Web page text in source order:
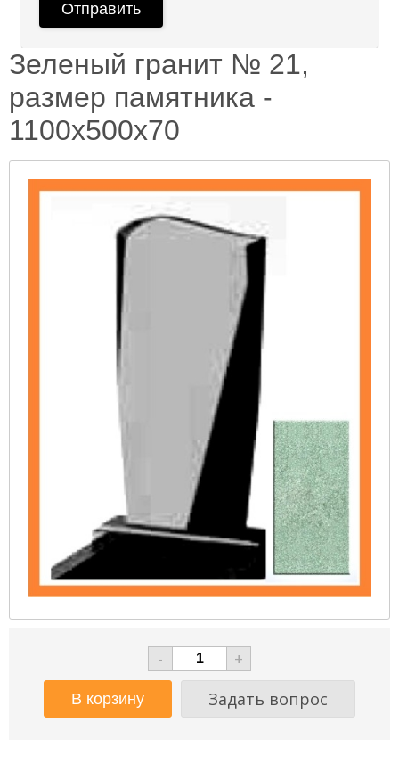
Зеленый гранит № 21,
размер памятника -
1100х500х70
-
+
Задать вопрос